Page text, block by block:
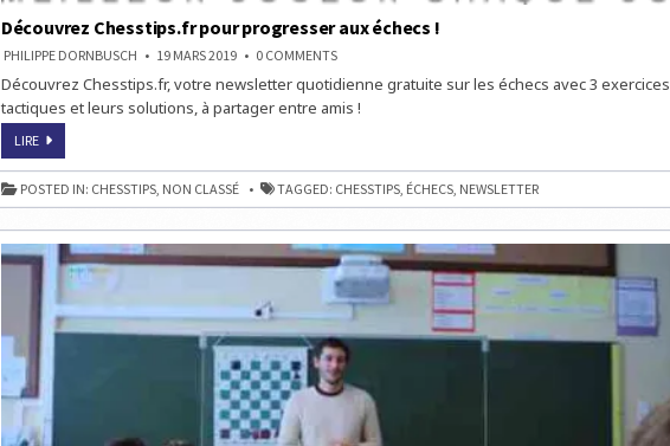
Découvrez Chesstips.fr pour progresser aux échecs !
PHILIPPE DORNBUSCH 19 MARS 2019 0 COMMENTSON
CHESSTIPS.FR
PROGRESSER
Découvrez Chesstips.fr, votre newsletter quotidienne gratuite sur les échecs avec 3 exercices
tactiques et leurs solutions, à partager entre amis !
LIREDÉCOUVREZ
POUR
PROGRESSER
AUX
ÉCHECS
POSTED IN: CHESSTIPS, NON CLASSÉ TAGGED: CHESSTIPS, ÉCHECS, NEWSLETTER